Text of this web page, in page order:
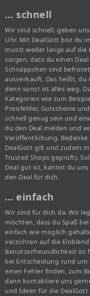
… schnell
Wir sind schnell, geben
Uhr. Mit DealGott bist du
musst weder lange auf die
sorgen, dass du einen
Schnäppchen sind
ausverkauft. Das heißt, du
denn sonst ist alles weg.
Kategorien wie zum
Preisfehler, Gutscheine
schnell genug sein und
du den Deal melden und
Veröffentlichung. Bedenke
DealGott gilt und zudem
Trusted Shops geprüft).
Deal gut ist, kannst du
den Deal für dich.
… einfach
Wir sind für dich da. Wir
möchten, dass du Spaß
einfach wie möglich
verzichten auf die
Benutzerfreundlichkeit ist
bei Entscheidung rund
einen Fehler finden, zum
dann kontaktiere uns
und Ideen für die DealGott